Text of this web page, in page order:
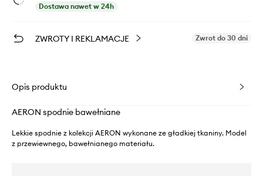
Dostawa nawet w 24h
ZWROTY I REKLAMACJE Zwrot do 30 dni
Opis produktu
AERON spodnie bawełniane
Lekkie spodnie z kolekcji AERON wykonane ze gładkiej tkaniny. Model
z przewiewnego, bawełnianego materiału.